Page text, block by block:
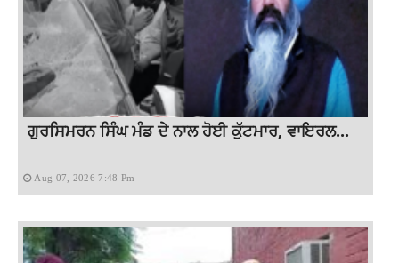
ਗੁਰਸਿਮਰਨ ਸਿੰਘ ਮੰਡ ਦੇ ਨਾਲ ਹੋਈ ਕੁੱਟਮਾਰ, ਵਾਇਰਲ...
Aug 07, 2026 7:48 Pm